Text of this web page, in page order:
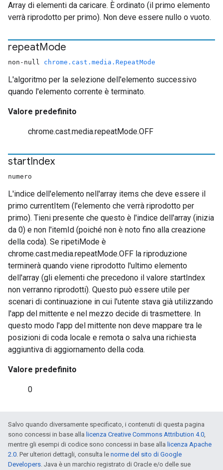
Array di elementi da caricare. È ordinato (il primo elemento
verrà riprodotto per primo). Non deve essere nullo o vuoto.
repeatMode
non-null chrome.cast.media.RepeatMode
L'algoritmo per la selezione dell'elemento successivo
quando l'elemento corrente è terminato.
Valore predefinito
chrome.cast.media.repeatMode.OFF
startIndex
numero
L'indice dell'elemento nell'array items che deve essere il
primo currentItem (l'elemento che verrà riprodotto per
primo). Tieni presente che questo è l'indice dell'array (inizia
da 0) e non l'itemId (poiché non è noto fino alla creazione
della coda). Se ripetiMode è
chrome.cast.media.repeatMode.OFF la riproduzione
terminerà quando viene riprodotto l'ultimo elemento
dell'array (gli elementi che precedono il valore startIndex
non verranno riprodotti). Questo può essere utile per
scenari di continuazione in cui l'utente stava già utilizzando
l'app del mittente e nel mezzo decide di trasmettere. In
questo modo l'app del mittente non deve mappare tra le
posizioni di coda locale e remota o salva una richiesta
aggiuntiva di aggiornamento della coda.
Valore predefinito
0
Salvo quando diversamente specificato, i contenuti di questa pagina
sono concessi in base alla licenza Creative Commons Attribution 4.0,
mentre gli esempi di codice sono concessi in base alla licenza Apache
2.0. Per ulteriori dettagli, consulta le norme del sito di Google
Developers. Java è un marchio registrato di Oracle e/o delle sue